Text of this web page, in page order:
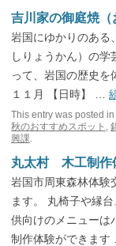
吉川家の御庭焼
岩国にゆかりのある
しりょうかん）の学
って、岩国の歴史を
１１月 【日時】 …
This entry was posted in
秋のおすすめスポット ,
興課.
丸太村 木工制作
岩国市周東森林体験
ます。 丸椅子や縁
供向けのメニューは
制作体験ができます